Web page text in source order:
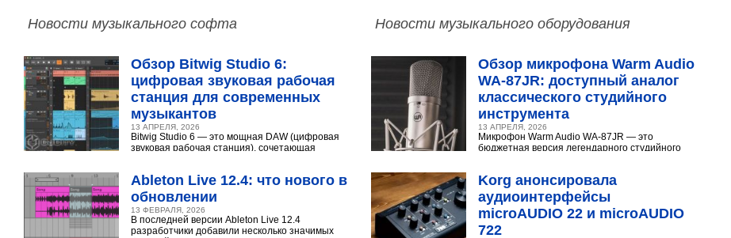
Новости музыкального софта
Обзор Bitwig Studio 6:
цифровая звуковая рабочая
станция для современных
музыкантов
13 АПРЕЛЯ, 2026
Bitwig Studio 6 — это мощная DAW (цифровая
звуковая рабочая станция), сочетающая
Ableton Live 12.4: что нового в
обновлении
13 ФЕВРАЛЯ, 2026
В последней версии Ableton Live 12.4
разработчики добавили несколько значимых
Новости музыкального оборудования
Обзор микрофона Warm Audio
WA‑87JR: доступный аналог
классического студийного
инструмента
13 АПРЕЛЯ, 2026
Микрофон Warm Audio WA‑87JR — это
бюджетная версия легендарного студийного
Korg анонсировала
аудиоинтерфейсы
microAUDIO 22 и microAUDIO
722